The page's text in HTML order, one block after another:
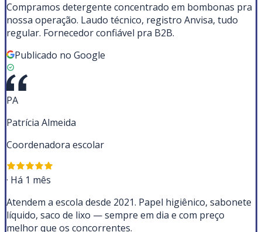
Compramos detergente concentrado em bombonas pra
nossa operação. Laudo técnico, registro Anvisa, tudo
regular. Fornecedor confiável pra B2B.
Publicado no Google
PA
Patrícia Almeida
Coordenadora escolar
· Há 1 mês
Atendem a escola desde 2021. Papel higiênico, sabonete
líquido, saco de lixo — sempre em dia e com preço
melhor que os concorrentes.